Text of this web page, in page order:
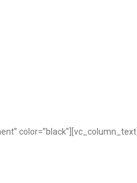
color=”black”][vc_column_text]